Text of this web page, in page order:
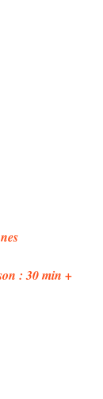
: 30 min +